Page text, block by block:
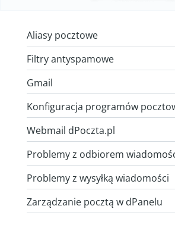
Aliasy pocztowe
Filtry antyspamowe
Gmail
Konfiguracja programów
Webmail dPoczta.pl
Problemy z odbiorem
Problemy z wysyłką wiadomości
Zarządzanie pocztą w dPanelu